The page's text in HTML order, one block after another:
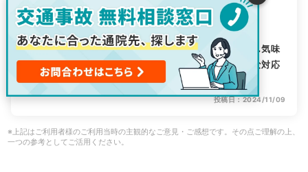
相談相談窓口の評価 5.0
加害者側の車の破損が激しく警察、消防から現場で後回し気味
にされて嫌な気分でしたが電話対応して頂いた方が親切な対応
だったのでありがたかったです。
投稿日：2024/11/09
※上記はご利用者様のご利用当時の主観的なご意見・ご感想です。その点ご理解の上、
一つの参考としてご活用ください。